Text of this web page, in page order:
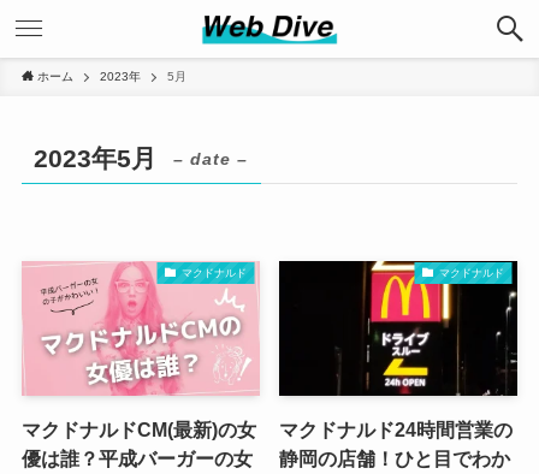
ホーム 2023年 5月
2023年5月 – date –
マクドナルド
マクドナルドCM(最新)の女
優は誰？平成バーガーの女
マクドナルド
マクドナルド24時間営業の
静岡の店舗！ひと目でわか